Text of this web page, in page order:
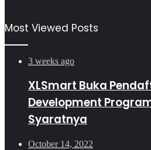
Most Viewed Posts
3 weeks ago
XLSmart Buka
Development
Syaratnya
October 14, 2022